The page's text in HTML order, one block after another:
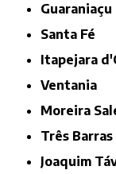
Guaraniaçu
Santa Fé
Itapejara
Ventania
Moreira
Três
Joaquim